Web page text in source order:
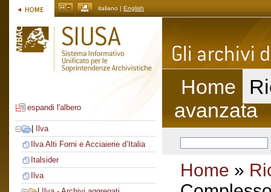
italiano | English
espandi l'albero
Ilva
Ilva Alti Forni e Acciaierie d’Italia
Italsider
Ilva
Home
avanzata
Home »